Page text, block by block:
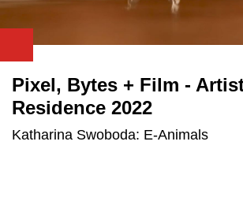
Pixel, Bytes + Film -
Residence 2022
Katharina Swoboda: E-Animals